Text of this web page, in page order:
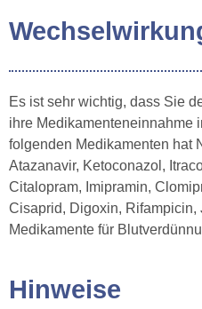
Es ist sehr wichtig, dass Sie
ihre Medikamenteneinnahme
folgenden Medikamenten hat
Atazanavir, Ketoconazol,
Citalopram, Imipramin,
Cisaprid, Digoxin, Rifampicin,
Medikamente für
Hinweise